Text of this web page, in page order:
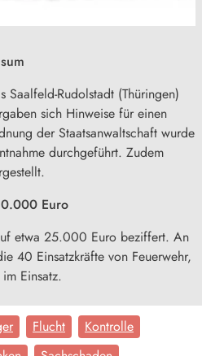
Saalfeld-Rudolstadt (Thüringen)
sich Hinweise für einen
der Staatsanwaltschaft wurde
durchgeführt. Zudem
Euro
etwa 25.000 Euro beziffert. An
40 Einsatzkräfte von Feuerwehr,
Einsatz.
Flucht
Kontrolle